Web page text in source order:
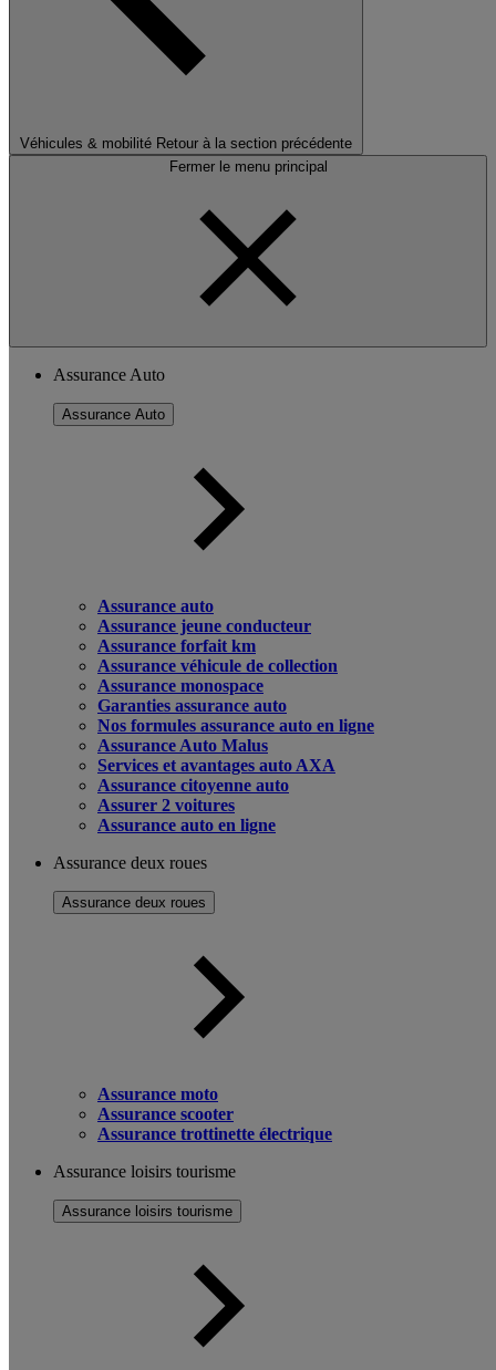
Véhicules & mobilité Retour à la section précédente
Fermer le menu principal
Assurance Auto
Assurance Auto
Assurance auto
Assurance jeune conducteur
Assurance forfait km
Assurance véhicule de collection
Assurance monospace
Garanties assurance auto
Nos formules assurance auto en ligne
Assurance Auto Malus
Services et avantages auto AXA
Assurance citoyenne auto
Assurer 2 voitures
Assurance auto en ligne
Assurance deux roues
Assurance deux roues
Assurance moto
Assurance scooter
Assurance trottinette électrique
Assurance loisirs tourisme
Assurance loisirs tourisme